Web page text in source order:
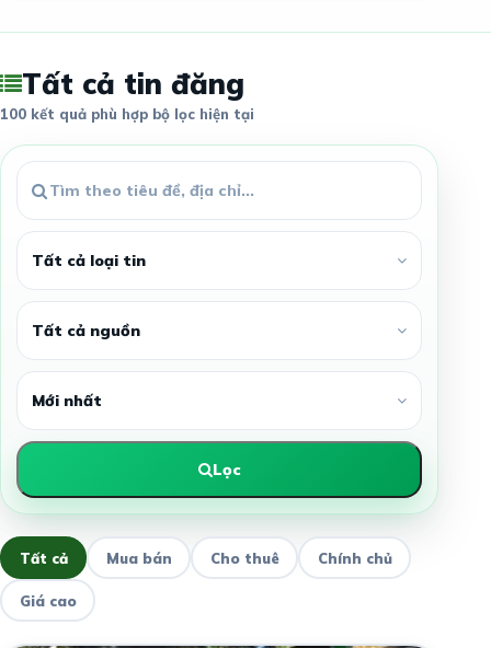
Tất cả tin đăng
100 kết quả phù hợp bộ lọc hiện tại
Lọc
Tất cả Mua bán Cho thuê Chính chủ
Giá cao